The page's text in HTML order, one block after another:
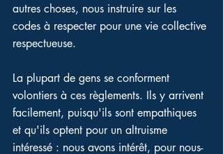
autres choses, nous instruire sur les
codes à respecter pour une vie collective
respectueuse.
La plupart de gens se conforment
volontiers à ces règlements. Ils y arrivent
facilement, puisqu'ils sont empathiques
et qu'ils optent pour un altruisme
intéressé : nous avons intérêt, pour nous-